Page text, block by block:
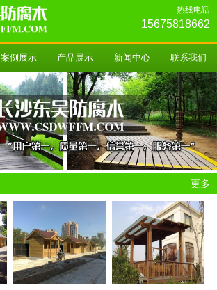
热线电话
15675818662
案例展示 产品展示 新闻中心 联系我们
更多